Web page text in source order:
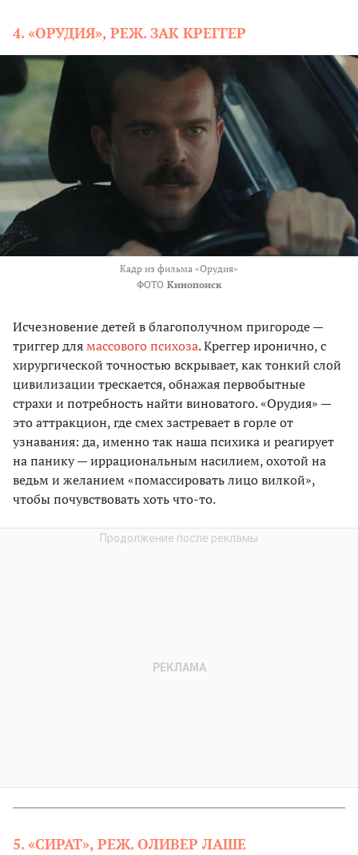
4. «ОРУДИЯ», РЕЖ. ЗАК КРЕГГЕР
Кадр из фильма «Орудия»
ФОТО Кинопоиск
Исчезновение детей в благополучном пригороде —
триггер длямассового психоза. Креггер иронично, с
хирургической точностью вскрывает, как тонкий слой
цивилизации трескается, обнажая первобытные
страхи и потребность найти виноватого. «Орудия» —
это аттракцион, где смех застревает в горле от
узнавания: да, именно так наша психика и реагирует
на панику — иррациональным насилием, охотой на
ведьм и желанием «помассировать лицо вилкой»,
чтобы почувствовать хоть что-то.
5. «СИРАТ», РЕЖ. ОЛИВЕР ЛАШЕ